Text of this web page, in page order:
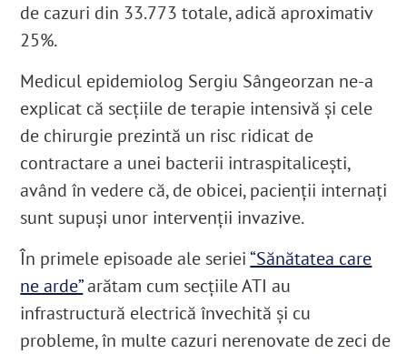
de cazuri din 33.773 totale, adică aproximativ
25%.
Medicul epidemiolog Sergiu Sângeorzan ne-a
explicat că secțiile de terapie intensivă și cele
de chirurgie prezintă un risc ridicat de
contractare a unei bacterii intraspitalicești,
având în vedere că, de obicei, pacienții internați
sunt supuși unor intervenții invazive.
În primele episoade ale seriei“Sănătatea care
ne arde”arătam cum secțiile ATI au
infrastructură electrică învechită și cu
probleme, în multe cazuri nerenovate de zeci de